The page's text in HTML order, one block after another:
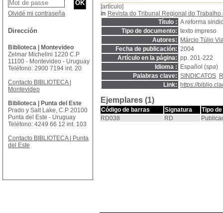
[artículo]
in Revista do Tribunal Regional do
Título : A reforma
Tipo de documento: texto impreso
Autores:
Márcio Túlio
Fecha de publicación: 2004
Artículo en la página: pp. 201-222
Idioma :
Español (spa)
Palabras clave: SINDICATOS
Link:
https://
Ejemplares (1)
Código de barras Signatura
Tipo
RD038
RD
Olvidé mi contraseña
Dirección
Biblioteca | Montevideo
Zelmar Michelini 1220 C.P
11100 - Montevideo - Uruguay
Teléfono: 2900 7194 int. 20
Contacto BIBLIOTECA |
Montevideo
Biblioteca | Punta del Este
Prado y Salt Lake, C.P 20100
Punta del Este - Uruguay
Teléfono: 4249 66 12 int. 103
Contacto BIBLIOTECA | Punta
del Este